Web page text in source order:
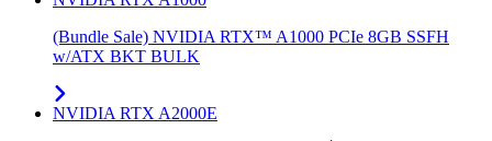
(Bundle Sale) NVIDIA RTX™ A1000 PCIe 8GB SSFH
w/ATX BKT BULK
NVIDIA RTX A2000E